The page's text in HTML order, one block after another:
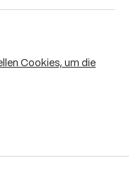
Cookies, um die